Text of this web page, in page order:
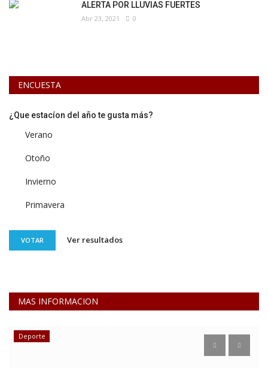
ALERTA POR LLUVIAS FUERTES
Abr 23, 2021 0
ENCUESTA
¿Que estacíon del año te gusta más?
Verano
Otoño
Invierno
Primavera
VOTAR Ver resultados
MAS INFORMACION
Deporte